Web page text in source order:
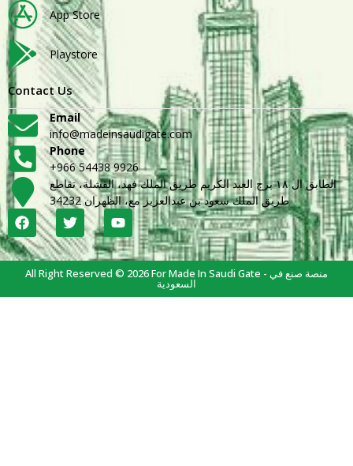
App Store
Playstore
Contact Us
Email
info@madeinsaudigate.com
Phone
+966 54438 9926
الطابق ال ١٨ برج العبد الكريم طريق الملك فهد، القشلة، تقاطع
طريق الملك سعود بن عبدالعزيز مع، الظهران 34232
All Right Reserved © 2026 For Made In Saudi Gate - منصة صنع في
السعودية